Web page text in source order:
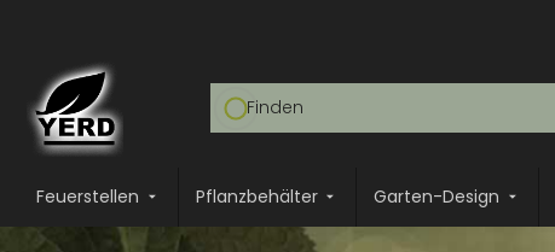
Feuerstellen Pflanzbehälter Garten-Design